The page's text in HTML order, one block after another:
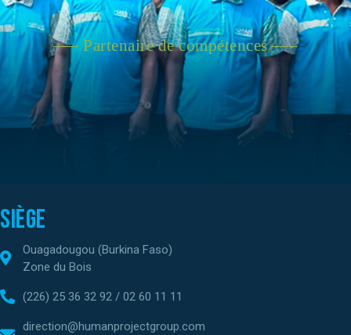
—– Partenaire de compétences —–
Siège
Ouagadougou (Burkina Faso)
Zone du Bois
(226) 25 36 32 92 / 02 60 11 11
direction@humanprojectgroup.com